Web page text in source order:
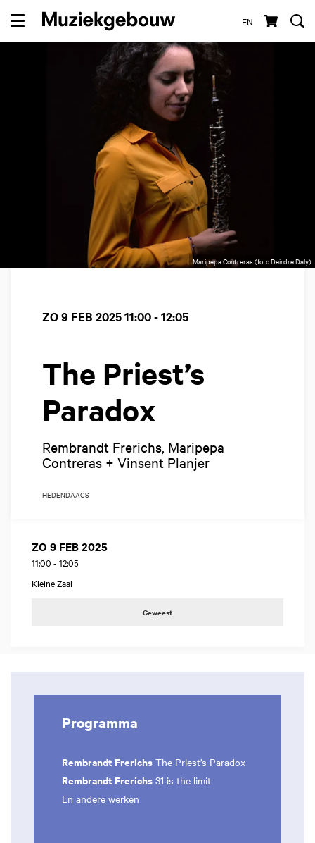
EN
Menu
Maripepa Contreras (foto Deirdre Daly)
The Priest’s
Paradox
Rembrandt Frerichs, Maripepa
Contreras + Vinsent Planjer
ZO 9 FEB 202511:00 - 12:05
HEDENDAAGS
ZO 9 FEB 2025
11:00 - 12:05
Kleine Zaal
Geweest
Programma
Rembrandt Frerichs The Priest’s Paradox
Rembrandt Frerichs 31 is the limit
En andere werken